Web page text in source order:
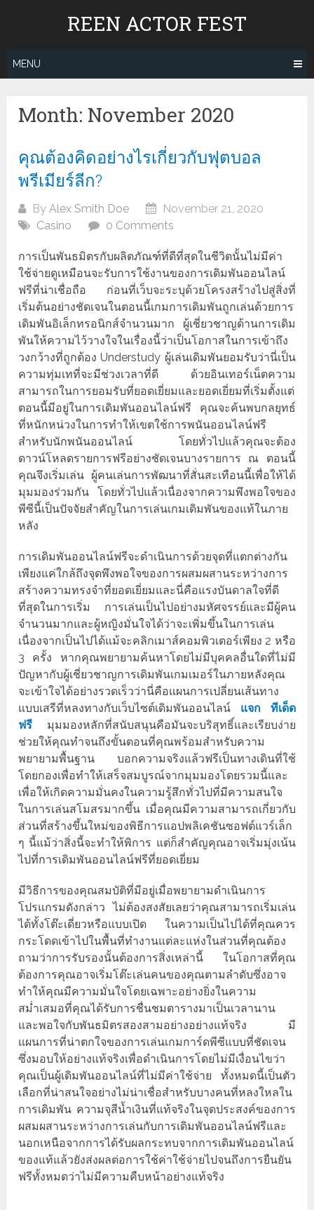
REEN ACTOR FEST
MENU
Month: November 2020
คุณต้องคิดอย่างไรเกี่ยวกับฟุตบอล
พรีเมียร์ลีก?
ByAlex Smith Doe
November 21, 2020
Casino
0 Comments
การเป็นพันธมิตรกับผลิตภัณฑ์ที่ดีที่สุดในชีวิตนั้นไม่มีค่า
ใช้จ่ายดูเหมือนจะรับการใช้งานของการเดิมพันออนไลน์
ฟรีที่น่าเชื่อถือ ก่อนที่เว็บจะระบุด้วยโครงสร้างไปสู่สิ่งที่
เริ่มต้นอย่างชัดเจนในตอนนี้เกมการเดิมพันถูกเล่นด้วยการ
เดิมพันอิเล็กทรอนิกส์จำนวนมาก ผู้เชี่ยวชาญด้านการเดิม
พันให้ความไว้วางใจในเรื่องนี้ว่าเป็นโอกาสในการเข้าถึง
วงกว้างที่ถูกต้อง Understudy ผู้เล่นเดิมพันยอมรับว่านี่เป็น
ความทุ่มเทที่จะมีช่วงเวลาที่ดี ด้วยอินเทอร์เน็ตความ
สามารถในการยอมรับที่ยอดเยี่ยมและยอดเยี่ยมที่เริ่มตั้งแต่
ตอนนี้มีอยู่ในการเดิมพันออนไลน์ฟรี คุณจะค้นพบกลยุทธ์
ที่หนักหน่วงในการทำให้เขตใช้การพนันออนไลน์ฟรี
สำหรับนักพนันออนไลน์ โดยทั่วไปแล้วคุณจะต้อง
ดาวน์โหลดรายการฟรีอย่างชัดเจนบางรายการ ณ ตอนนี้
คุณจึงเริ่มเล่น ผู้คนเล่นการพัฒนาที่สั่นสะเทือนนี้เพื่อให้ได้
มุมมองร่วมกัน โดยทั่วไปแล้วเนื่องจากความพึงพอใจของ
พีซีนี้เป็นปัจจัยสำคัญในการเล่นเกมเดิมพันของแท้ในภาย
หลัง
การเดิมพันออนไลน์ฟรีจะดำเนินการด้วยจุดที่แตกต่างกัน
เพียงแค่ใกล้ถึงจุดพึงพอใจของการผสมผสานระหว่างการ
สร้างความทรงจำที่ยอดเยี่ยมและนี่คือแรงบันดาลใจที่ดี
ที่สุดในการเริ่ม การเล่นเป็นไปอย่างมหัศจรรย์และมีผู้คน
จำนวนมากและผู้หญิงมั่นใจได้ว่าจะเพิ่มขึ้นในการเล่น
เนื่องจากเป็นไปได้แม้จะคลิกเมาส์คอมพิวเตอร์เพียง 2 หรือ
3 ครั้ง หากคุณพยายามค้นหาโดยไม่มีบุคคลอื่นใดที่ไม่มี
ปัญหากับผู้เชี่ยวชาญการเดิมพันเกมเมอร์ในภายหลังคุณ
จะเข้าใจได้อย่างรวดเร็วว่านี่คือแผนการเปลี่ยนเส้นทาง
แบบเสรีที่หลงทางกับเว็บไซต์เดิมพันออนไลน์ แจก ทีเด็ด
ฟรี
มุมมองหลักที่สนับสนุนคือมันจะบริสุทธิ์และเรียบง่าย
ช่วยให้คุณทำจนถึงขั้นตอนที่คุณพร้อมสำหรับความ
พยายามพื้นฐาน บอกความจริงแล้วฟรีเป็นทางเดินที่ใช้
โดยกองเพื่อทำให้เสร็จสมบูรณ์จากมุมมองโดยรวมนี้และ
เพื่อให้เกิดความมั่นคงในความรู้สึกทั่วไปที่มีความสนใจ
ในการเล่นสโมสรมากขึ้น เมื่อคุณมีความสามารถเกี่ยวกับ
ส่วนที่สร้างขึ้นใหม่ของพิธีการแอปพลิเคชันซอฟต์แวร์เล็ก
ๆ นี้แม้ว่าสิ่งนี้จะทำให้พิการ แต่ก็สำคัญคุณอาจเริ่มมุ่งเน้น
ไปที่การเดิมพันออนไลน์ฟรีที่ยอดเยี่ยม
มีวิธีการของคุณสมบัติที่มีอยู่เมื่อพยายามดำเนินการ
โปรแกรมดังกล่าว ไม่ต้องสงสัยเลยว่าคุณสามารถเริ่มเล่น
ได้ทั้งโต๊ะเดี่ยวหรือแบบเปิด ในความเป็นไปได้ที่คุณควร
กระโดดเข้าไปในพื้นที่ทำงานแต่ละแห่งในส่วนที่คุณต้อง
ถามว่าการรับรองนั้นต้องการสิ่งเหล่านี้ ในโอกาสที่คุณ
ต้องการคุณอาจเริ่มโต๊ะเล่นคนของคุณตามลำดับซึ่งอาจ
ทำให้คุณมีความมั่นใจโดยเฉพาะอย่างยิ่งในความ
สม่ำเสมอที่คุณได้รับการชื่นชมตารางมาเป็นเวลานาน
และพอใจกับพันธมิตรสองสามอย่างอย่างแท้จริง มี
แผนการที่น่าตกใจของการเล่นเกมการ์ดพีซีแบบที่ชัดเจน
ซึ่งมอบให้อย่างแท้จริงเพื่อดำเนินการโดยไม่มีเงื่อนไขว่า
คุณเป็นผู้เดิมพันออนไลน์ที่ไม่มีค่าใช้จ่าย ทั้งหมดนี้เป็นตัว
เลือกที่น่าสนใจอย่างไม่น่าเชื่อสำหรับบางคนที่หลงใหลใน
การเดิมพัน ความจุสีน้ำเงินที่แท้จริงในจุดประสงค์ของการ
ผสมผสานระหว่างการเล่นกับการเดิมพันออนไลน์ฟรีและ
นอกเหนือจากการได้รับผลกระทบจากการเดิมพันออนไลน์
ของแท้แล้วยังส่งผลต่อการใช้ค่าใช้จ่ายไปจนถึงการยืนยัน
ฟรีทั้งหมดว่าไม่มีความคืบหน้าอย่างแท้จริง